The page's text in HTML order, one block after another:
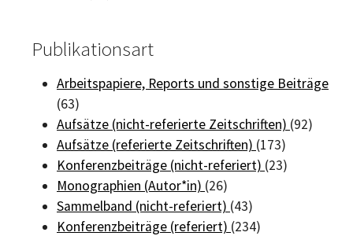
Publikationsart
Arbeitspapiere, Reports und sonstige Beiträge
(63)
Aufsätze (nicht-referierte Zeitschriften) (92)
Aufsätze (referierte Zeitschriften) (173)
Konferenzbeiträge (nicht-referiert) (23)
Monographien (Autor*in) (26)
Sammelband (nicht-referiert) (43)
Konferenzbeiträge (referiert) (234)